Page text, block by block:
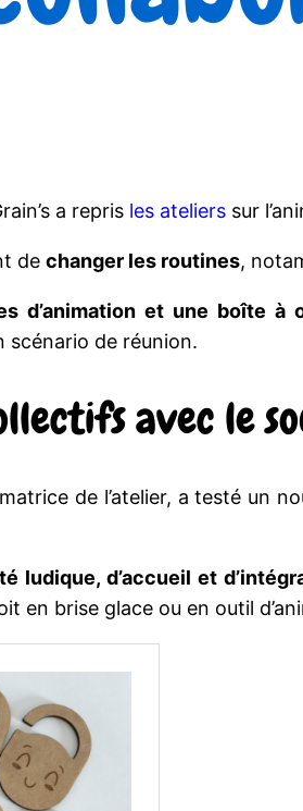
a repris les ateliers sur
dechanger les routines,
d’animation et une boîte à
scénario de réunion.
avec le
de l’atelier, a testé un
ludique, d’accueil et
en brise glace ou en outil